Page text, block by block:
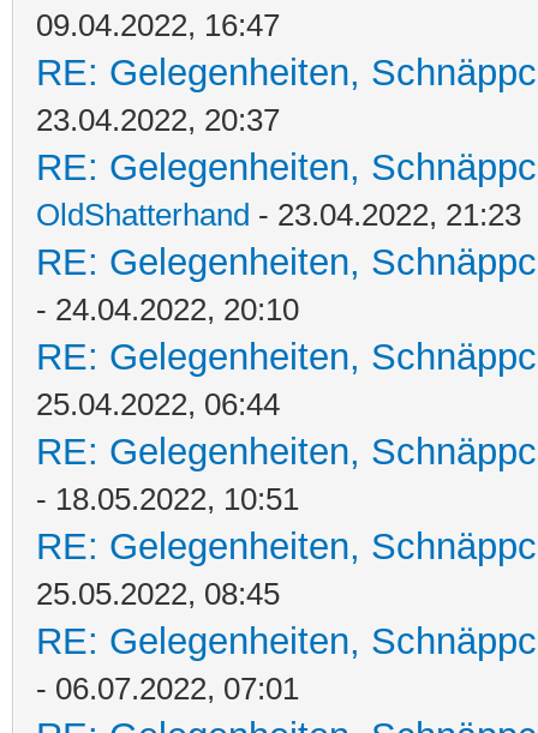
09.04.2022, 16:47
RE: Gelegenheiten,
23.04.2022, 20:37
RE: Gelegenheiten,
OldShatterhand - 23.04.2022, 21:23
RE: Gelegenheiten,
- 24.04.2022, 20:10
RE: Gelegenheiten,
25.04.2022, 06:44
RE: Gelegenheiten,
- 18.05.2022, 10:51
RE: Gelegenheiten,
25.05.2022, 08:45
RE: Gelegenheiten,
- 06.07.2022, 07:01